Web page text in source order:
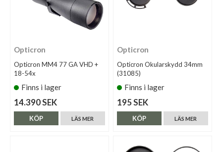
Opticron
Opticron MM4 77 GA VHD +
18-54x
Finns i lager
14.390 SEK
LÄS MER
KÖP
Opticron
Opticron Okularskydd 34mm
(31085)
Finns i lager
195 SEK
LÄS MER
KÖP